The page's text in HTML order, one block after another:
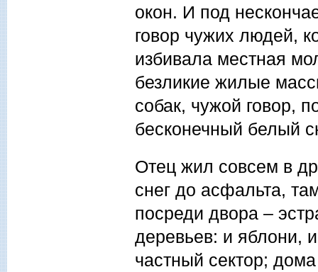
окон. И под
говор чужих людей,
избивала местная
безликие жилые
собак, чужой говор,
бесконечный белый
Отец жил совсем в
снег до асфальта,
посреди двора –
деревьев: и яблони,
частный сектор;